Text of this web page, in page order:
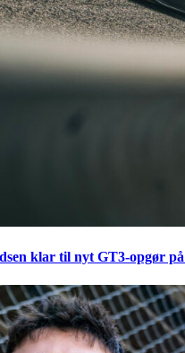
klar til nyt GT3-opgør